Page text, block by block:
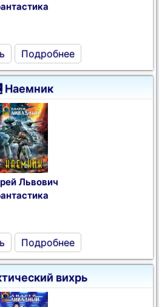
Подробнее
Наемник
Львович
Подробнее
вихрь